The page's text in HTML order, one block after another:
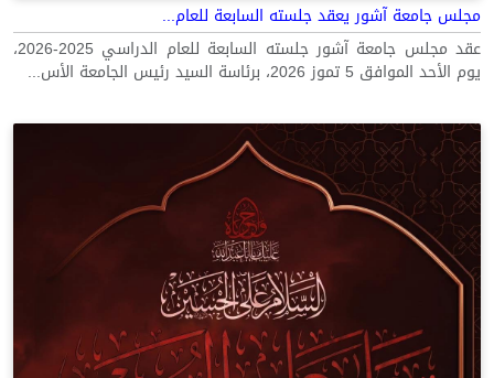
مجلس جامعة آشور يعقد جلسته السابعة للعام...
عقد مجلس جامعة آشور جلسته السابعة للعام الدراسي 2025-2026،
يوم الأحد الموافق 5 تموز 2026، برئاسة السيد رئيس الجامعة الأس...